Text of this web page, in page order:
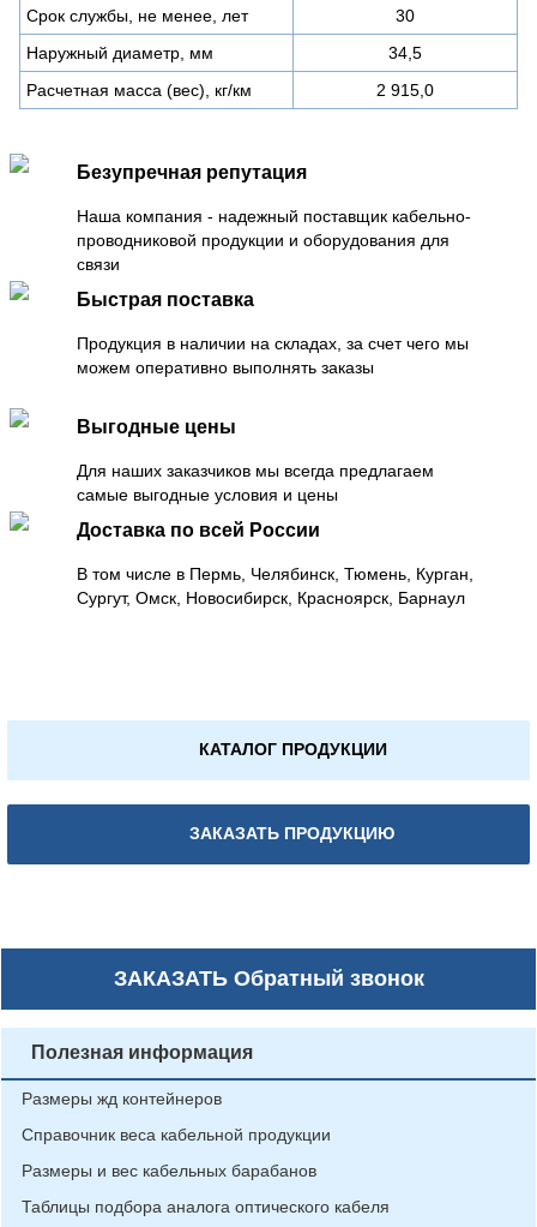
Срок службы, не менее, лет
30
Наружный диаметр, мм
34,5
Расчетная масса (вес), кг/км
2 915,0
Безупречная репутация
Наша компания - надежный поставщик кабельно-
проводниковой продукции и оборудования для
связи
Быстрая поставка
Продукция в наличии на складах, за счет чего мы
можем оперативно выполнять заказы
Выгодные цены
Для наших заказчиков мы всегда предлагаем
самые выгодные условия и цены
Доставка по всей России
В том числе в Пермь, Челябинск, Тюмень, Курган,
Сургут, Омск, Новосибирск, Красноярск, Барнаул
КАТАЛОГ ПРОДУКЦИИ
ЗАКАЗАТЬ ПРОДУКЦИЮ
ЗАКАЗАТЬОбратный звонок
Полезная информация
Размеры жд контейнеров
Справочник веса кабельной продукции
Размеры и вес кабельных барабанов
Таблицы подбора аналога оптического кабеля